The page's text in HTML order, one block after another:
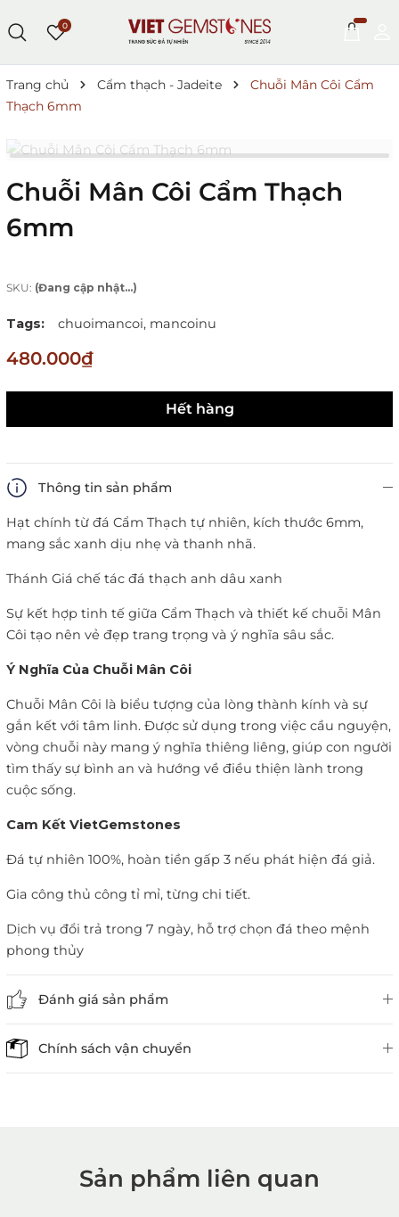
0
Trang chủ Cẩm thạch - Jadeite
Chuỗi Mân Côi Cẩm
Thạch 6mm
Chuỗi Mân Côi Cẩm Thạch
6mm
SKU: (Đang cập nhật...)
Tags: chuoimancoi, mancoinu
480.000₫
Hết hàng
Thông tin sản phẩm
Hạt chính từ đá Cẩm Thạch tự nhiên, kích thước 6mm,
mang sắc xanh dịu nhẹ và thanh nhã.
Thánh Giá chế tác đá thạch anh dâu xanh
Sự kết hợp tinh tế giữa Cẩm Thạch và thiết kế chuỗi Mân
Côi tạo nên vẻ đẹp trang trọng và ý nghĩa sâu sắc.
Ý Nghĩa Của Chuỗi Mân Côi
Chuỗi Mân Côi là biểu tượng của lòng thành kính và sự
gắn kết với tâm linh. Được sử dụng trong việc cầu nguyện,
vòng chuỗi này mang ý nghĩa thiêng liêng, giúp con người
tìm thấy sự bình an và hướng về điều thiện lành trong
cuộc sống.
Cam Kết VietGemstones
Đá tự nhiên 100%, hoàn tiền gấp 3 nếu phát hiện đá giả.
Gia công thủ công tỉ mỉ, từng chi tiết.
Dịch vụ đổi trả trong 7 ngày, hỗ trợ chọn đá theo mệnh
phong thủy
Đánh giá sản phẩm
Chính sách vận chuyển
1. Mua hàng trực tiếp tại VietGemstones
Sản phẩm liên quan